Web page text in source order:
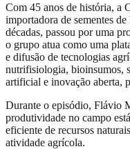
Com 45 anos de história, a
importadora de sementes
décadas, passou por uma
o grupo atua como uma
e difusão de tecnologias
nutrifisiologia, bioinsumos,
artificial e inovação aberta,
Durante o episódio, Flávio
produtividade no campo
eficiente de recursos
atividade agrícola.